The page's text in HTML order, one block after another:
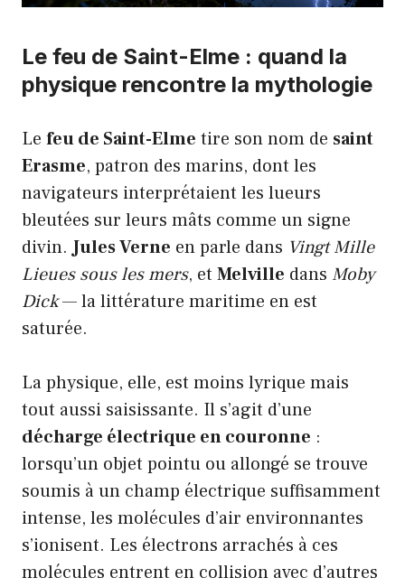
Le feu de Saint-Elme : quand la
physique rencontre la mythologie
Le feu de Saint-Elme tire son nom de saint
Erasme, patron des marins, dont les
navigateurs interprétaient les lueurs
bleutées sur leurs mâts comme un signe
divin.Jules Verne en parle dans Vingt Mille
Lieues sous les mers, et Melville dans Moby
Dick— la littérature maritime en est
saturée.
La physique, elle, est moins lyrique mais
tout aussi saisissante. Il s’agit d’une
décharge électrique en couronne :
lorsqu’un objet pointu ou allongé se trouve
soumis à un champ électrique suffisamment
intense, les molécules d’air environnantes
s’ionisent. Les électrons arrachés à ces
molécules entrent en collision avec d’autres